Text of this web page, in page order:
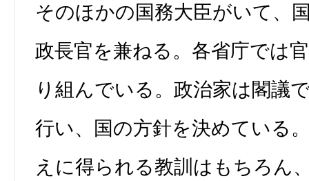
そのほかの国務大臣がいて、
政長官を兼ねる。各省庁では
り組んでいる。政治家は閣議
行い、国の方針を決めている
えに得られる教訓はもちろん